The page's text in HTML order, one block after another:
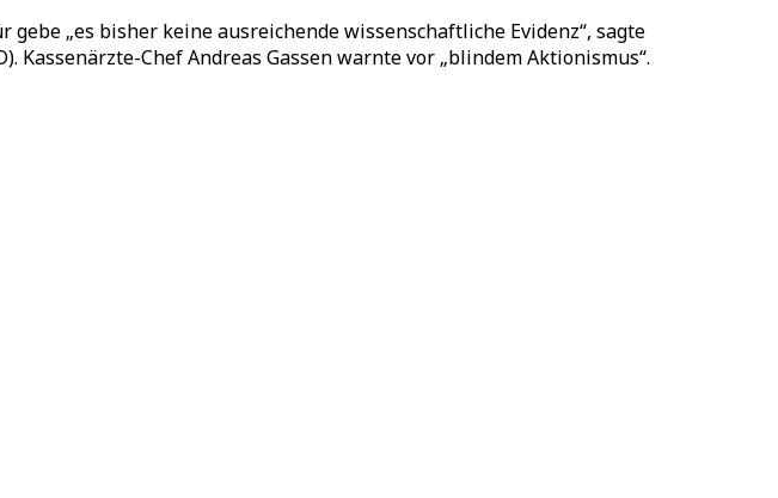
„es bisher keine ausreichende wissenschaftliche Evidenz“, sagte
Chef Andreas Gassen warnte vor „blindem Aktionismus“.